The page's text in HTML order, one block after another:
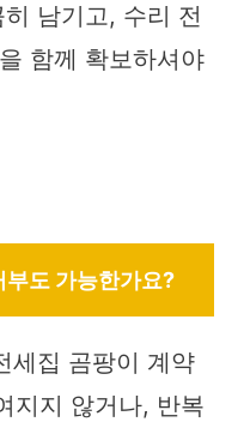
남기고, 수리 전
함께 확보하셔야
부도 가능한가요?
세집 곰팡이 계약
지지 않거나, 반복